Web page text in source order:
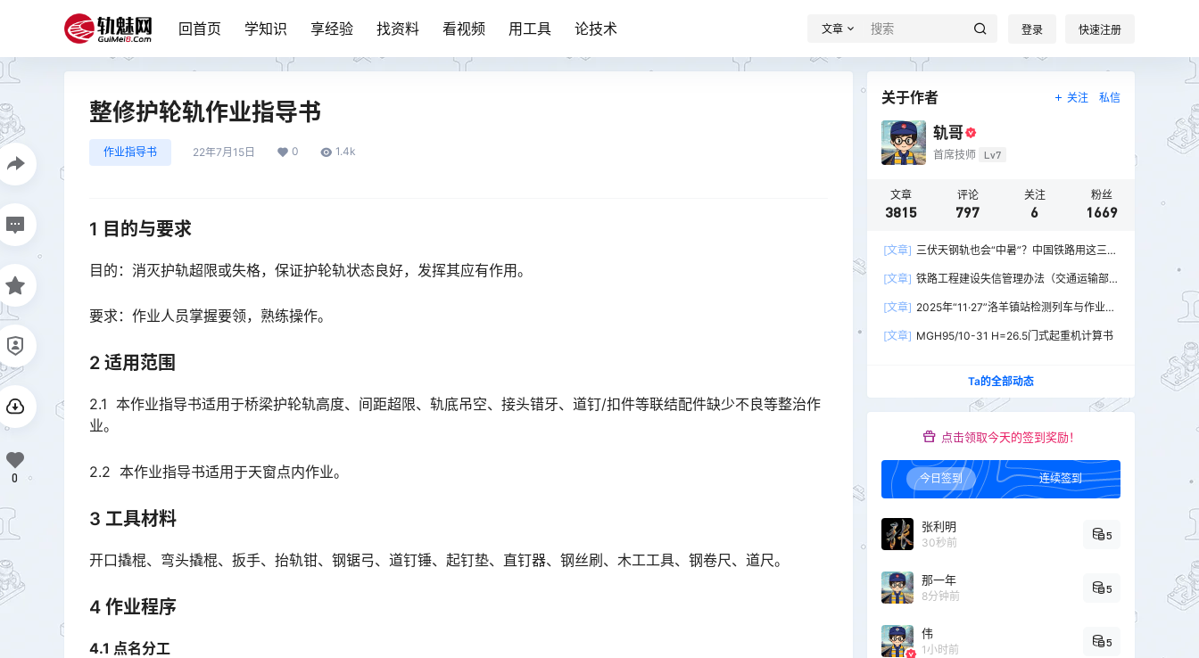
回首页 学知识 享经验 找资料 看视频 用工具 论技术 文章 登录 快速注册
整修护轮轨作业指导书
作业指导书 22年7月15日 0 1.4k
1 目的与要求
目的：消灭护轨超限或失格，保证护轮轨状态良好，发挥其应有作用。
要求：作业人员掌握要领，熟练操作。
2 适用范围
2.1 本作业指导书适用于桥梁护轮轨高度、间距超限、轨底吊空、接头错牙、道钉/扣件等联结配件缺少不良等整治作
业。
2.2 本作业指导书适用于天窗点内作业。
3 工具材料
开口撬棍、弯头撬棍、扳手、抬轨钳、钢锯弓、道钉锤、起钉垫、直钉器、钢丝刷、木工工具、钢卷尺、道尺。
4 作业程序
4.1 点名分工
0
关于作者 关注 私信
轨哥
首席技师 Lv7
文章
3815
评论
797
关注
6
粉丝
1669
[文章] 三伏天钢轨也会“中暑”？中国铁路用这三招
[文章] 铁路工程建设失信管理办法（交通运输部
[文章] 2025年“11·27”洛羊镇站检测列车与作业人
[文章] MGH95/10-31 H=26.5门式起重机计算书
Ta的全部动态
点击领取今天的签到奖励！
今日签到 连续签到
张利明
30秒前
5
那一年
8分钟前
5
伟
1小时前
5